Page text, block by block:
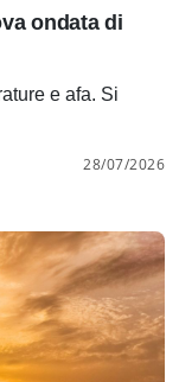
ondata di
e afa. Si
28/07/2026